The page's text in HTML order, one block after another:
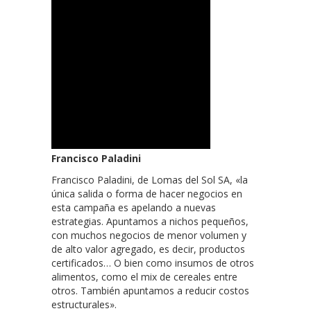
Francisco Paladini
Francisco Paladini, de Lomas del Sol SA, «la
única salida o forma de hacer negocios en
esta campaña es apelando a nuevas
estrategias. Apuntamos a nichos pequeños,
con muchos negocios de menor volumen y
de alto valor agregado, es decir, productos
certificados… O bien como insumos de otros
alimentos, como el mix de cereales entre
otros. También apuntamos a reducir costos
estructurales».